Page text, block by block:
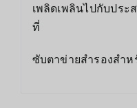
เพลิดเพลินไปกับประ
ที่
ซับตาข่ายสำรองสำห